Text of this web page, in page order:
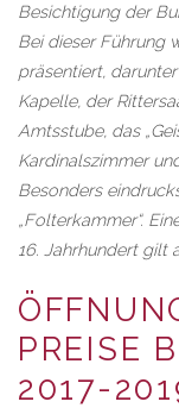
Besichtigung der
Bei dieser Führung
präsentiert,
Kapelle, der
Amtsstube, das
Kardinalszimmer
Besonders
„Folterkammer“.
16. Jahrhundert gilt
PREISE
2017-